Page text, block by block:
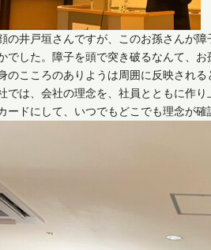
の井戸垣さんですが、このお孫さんが
でした。障子を頭で突き破るなんて、お
のこころのありようは周囲に反映され
では、会社の理念を、社員とともに作
ードにして、いつでもどこでも理念が